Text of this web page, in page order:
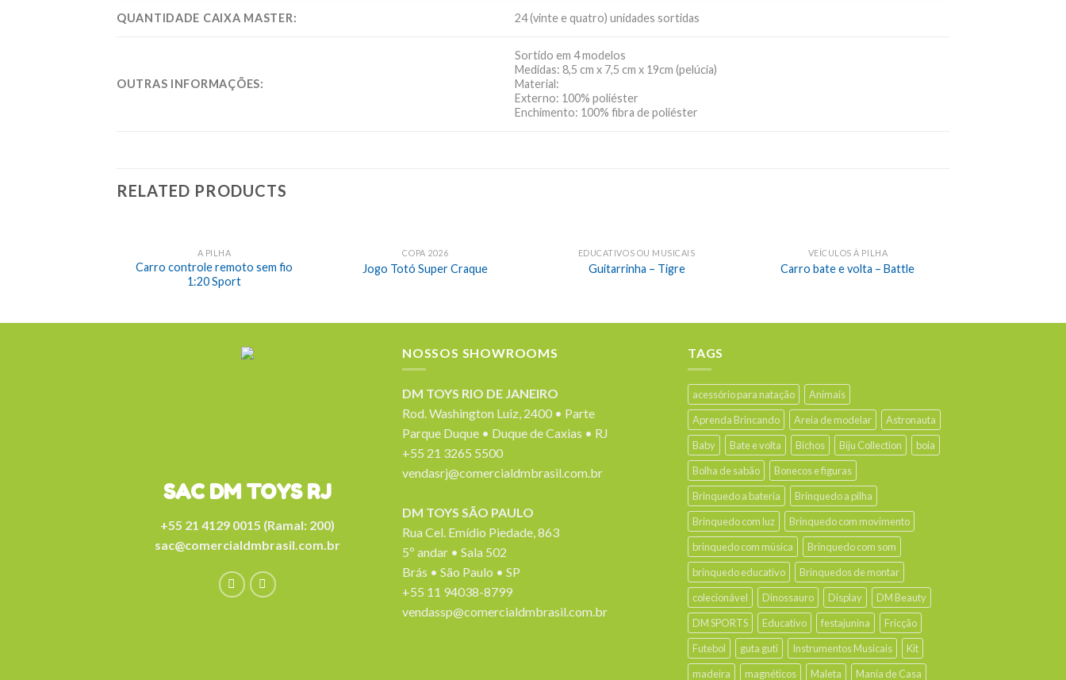
QUANTIDADE CAIXA MASTER: 24 (vinte e quatro) unidades sortidas
OUTRAS INFORMAÇÕES:
Sortido em 4 modelos
Medidas: 8,5 cm x 7,5 cm x 19cm (pelúcia)
Material:
Externo: 100% poliéster
Enchimento: 100% fibra de poliéster
RELATED PRODUCTS
A PILHA
Carro controle remoto sem fio
1:20 Sport
COPA 2026
Jogo Totó Super Craque
EDUCATIVOS OU MUSICAIS
Guitarrinha – Tigre
VEÍCULOS À PILHA
Carro bate e volta – Battle
SAC DM TOYS RJ
+55 21 4129 0015 (Ramal: 200)
sac@comercialdmbrasil.com.br
NOSSOS SHOWROOMS
DM TOYS RIO DE JANEIRO
Rod. Washington Luiz, 2400 • Parte
Parque Duque • Duque de Caxias • RJ
+55 21 3265 5500
vendasrj@comercialdmbrasil.com.br
DM TOYS SÃO PAULO
Rua Cel. Emídio Piedade, 863
5º andar • Sala 502
Brás • São Paulo • SP
+55 11 94038-8799
vendassp@comercialdmbrasil.com.br
TAGS
acessório para natação
Animais
Aprenda Brincando
Areia de modelar
Astronauta
Baby
Bate e volta Bichos Biju Collection
boia
Bolha de sabão
Bonecos e figuras
Brinquedo a bateria
Brinquedo a pilha
Brinquedo com luz
Brinquedo com movimento
brinquedo com música
Brinquedo com som
brinquedo educativo
Brinquedos de montar
colecionável
Dinossauro Display
DM Beauty
DM SPORTS
Educativo festajunina
Fricção
Futebol
guta guti Instrumentos Musicais
Kit
madeira
magnéticos Maleta Mania de Casa